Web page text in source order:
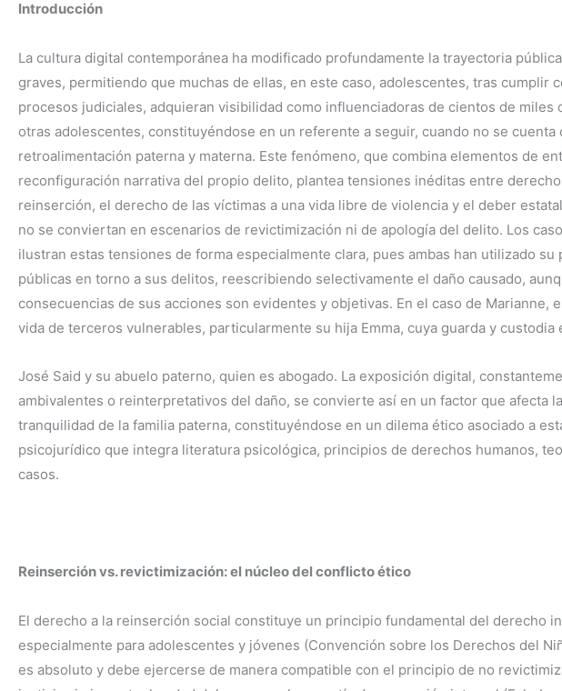
Introducción
La cultura digital contemporánea ha modificado profundamente la trayectoria
graves, permitiendo que muchas de ellas, en este caso, adolescentes, tras cumplir
procesos judiciales, adquieran visibilidad como influenciadoras de cientos de miles
otras adolescentes, constituyéndose en un referente a seguir, cuando no se
retroalimentación paterna y materna. Este fenómeno, que combina elementos de
reconfiguración narrativa del propio delito, plantea tensiones inéditas entre
reinserción, el derecho de las víctimas a una vida libre de violencia y el deber
no se conviertan en escenarios de revictimización ni de apología del delito. Los
ilustran estas tensiones de forma especialmente clara, pues ambas han utilizado
públicas en torno a sus delitos, reescribiendo selectivamente el daño causado,
consecuencias de sus acciones son evidentes y objetivas. En el caso de Marianne,
vida de terceros vulnerables, particularmente su hija Emma, cuya guarda y
José Said y su abuelo paterno, quien es abogado. La exposición digital,
ambivalentes o reinterpretativos del daño, se convierte así en un factor que afecta
tranquilidad de la familia paterna, constituyéndose en un dilema ético asociado a
psicojurídico que integra literatura psicológica, principios de derechos humanos,
casos.
Reinserción vs. revictimización: el núcleo del conflicto ético
El derecho a la reinserción social constituye un principio fundamental del derecho
especialmente para adolescentes y jóvenes (Convención sobre los Derechos del
es absoluto y debe ejercerse de manera compatible con el principio de no